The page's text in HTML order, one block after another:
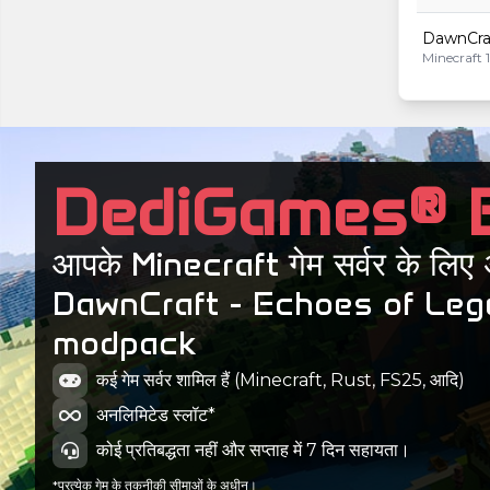
Minecraft
Minecraft
Minecraft
Minecraft
DediGames®
आपके Minecraft गेम सर्वर के लिए
DawnCraft - Echoes of
modpack
कई गेम सर्वर शामिल हैं (Minecraft, Rust, FS25, आदि)
अनलिमिटेड स्लॉट*
कोई प्रतिबद्धता नहीं और सप्ताह में 7 दिन सहायता।
*प्रत्येक गेम के तकनीकी सीमाओं के अधीन।